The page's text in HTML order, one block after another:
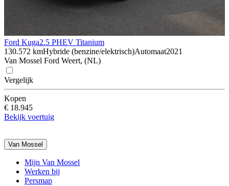
Ford Kuga2.5 PHEV Titanium
130.572 kmHybride (benzine/elektrisch)Automaat2021
Van Mossel Ford Weert, (NL)
Vergelijk
Kopen
€ 18.945
Bekijk voertuig
Van Mossel
Mijn Van Mossel
Werken bij
Persmap